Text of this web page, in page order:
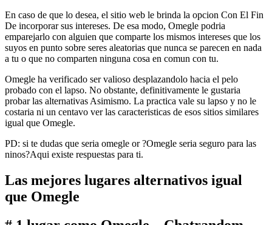
En caso de que lo desea, el sitio web le brinda la opcion Con El Fin
De incorporar sus intereses. De esa modo, Omegle podria
emparejarlo con alguien que comparte los mismos intereses que los
suyos en punto sobre seres aleatorias que nunca se parecen en nada
a tu o que no comparten ninguna cosa en comun con tu.
Omegle ha verificado ser valioso desplazandolo hacia el pelo
probado con el lapso. No obstante, definitivamente le gustaria
probar las alternativas Asimismo. La practica vale su lapso y no le
costaria ni un centavo ver las caracteristicas de esos sitios similares
igual que Omegle.
PD: si te dudas que seri­a omegle or ?Omegle seri­a seguro para las
ninos?Aqui existe respuestas para ti.
Las mejores lugares alternativos igual
que Omegle